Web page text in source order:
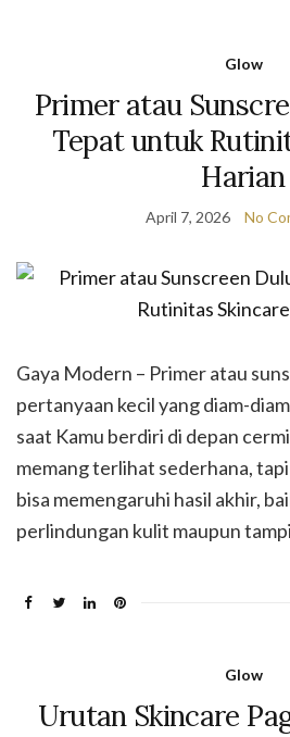
Glow
Primer atau
Tepat untuk
Harian
April 7, 2026 No
Gaya Modern – Primer atau
pertanyaan kecil yang diam-
saat Kamu berdiri di depan
memang terlihat sederhana,
bisa memengaruhi hasil akhir,
perlindungan kulit maupun
Glow
Urutan Skincare